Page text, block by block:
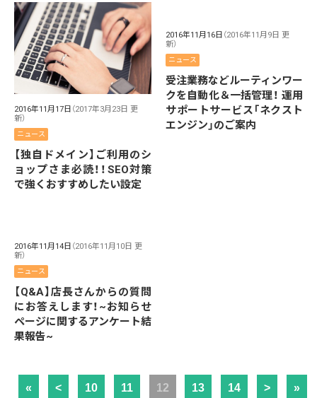
2016年11月17日 （2017年3月23日 更
新）
ニュース
【独自ドメイン】ご利用のシ
ョップさま必読！！SEO対策
で強くおすすめしたい設定
2016年11月16日 （2016年11月9日 更
新）
ニュース
受注業務などルーティンワー
クを自動化＆一括管理！ 運用
サポートサービス「ネクスト
エンジン」のご案内
2016年11月14日 （2016年11月10日 更
新）
ニュース
【Q&A】店長さんからの質問
にお答えします！~お知らせ
ページに関するアンケート結
果報告~
« < 10 11 12 13 14 > »